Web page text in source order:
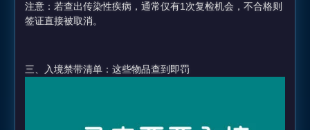
注意：若查出传染性疾病，通常仅有1次复检机会，不合格则
签证直接被取消。
三、入境禁带清单：这些物品查到即罚